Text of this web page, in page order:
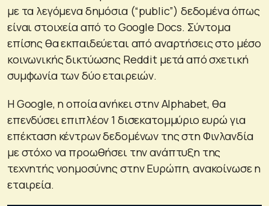
με τα λεγόμενα δημόσια (“public”) δεδομένα όπως
είναι στοιχεία από το Google Docs. Σύντομα
επίσης θα εκπαιδεύεται από αναρτήσεις στο μέσο
κοινωνικής δικτύωσης Reddit μετά από σχετική
συμφωνία των δύο εταιρειών.
Η Google, η οποία ανήκει στην Alphabet, θα
επενδύσει επιπλέον 1 δισεκατομμύριο ευρώ για
επέκταση κέντρων δεδομένων της στη Φινλανδία
με στόχο να προωθήσει την ανάπτυξη της
τεχνητής νοημοσύνης στην Ευρώπη, ανακοίνωσε η
εταιρεία.